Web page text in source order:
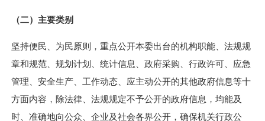
（二）主要类别
坚持便民、为民原则，重点公开本委出台的机构职能、法规规
章和规范、规划计划、统计信息、政府采购、行政许可、应急
管理、安全生产、工作动态、应主动公开的其他政府信息等十
方面内容，除法律、法规规定不予公开的政府信息，均能及
时、准确地向公众、企业及社会各界公开，确保机关行政公